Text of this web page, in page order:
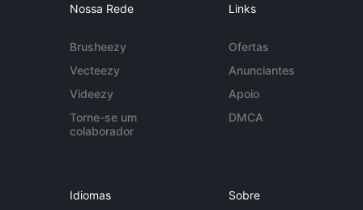
Nossa Rede
Brusheezy
Vecteezy
Videezy
Torne-se um
colaborador
Links
Ofertas
Anunciantes
Apoio
DMCA
Idiomas Sobre